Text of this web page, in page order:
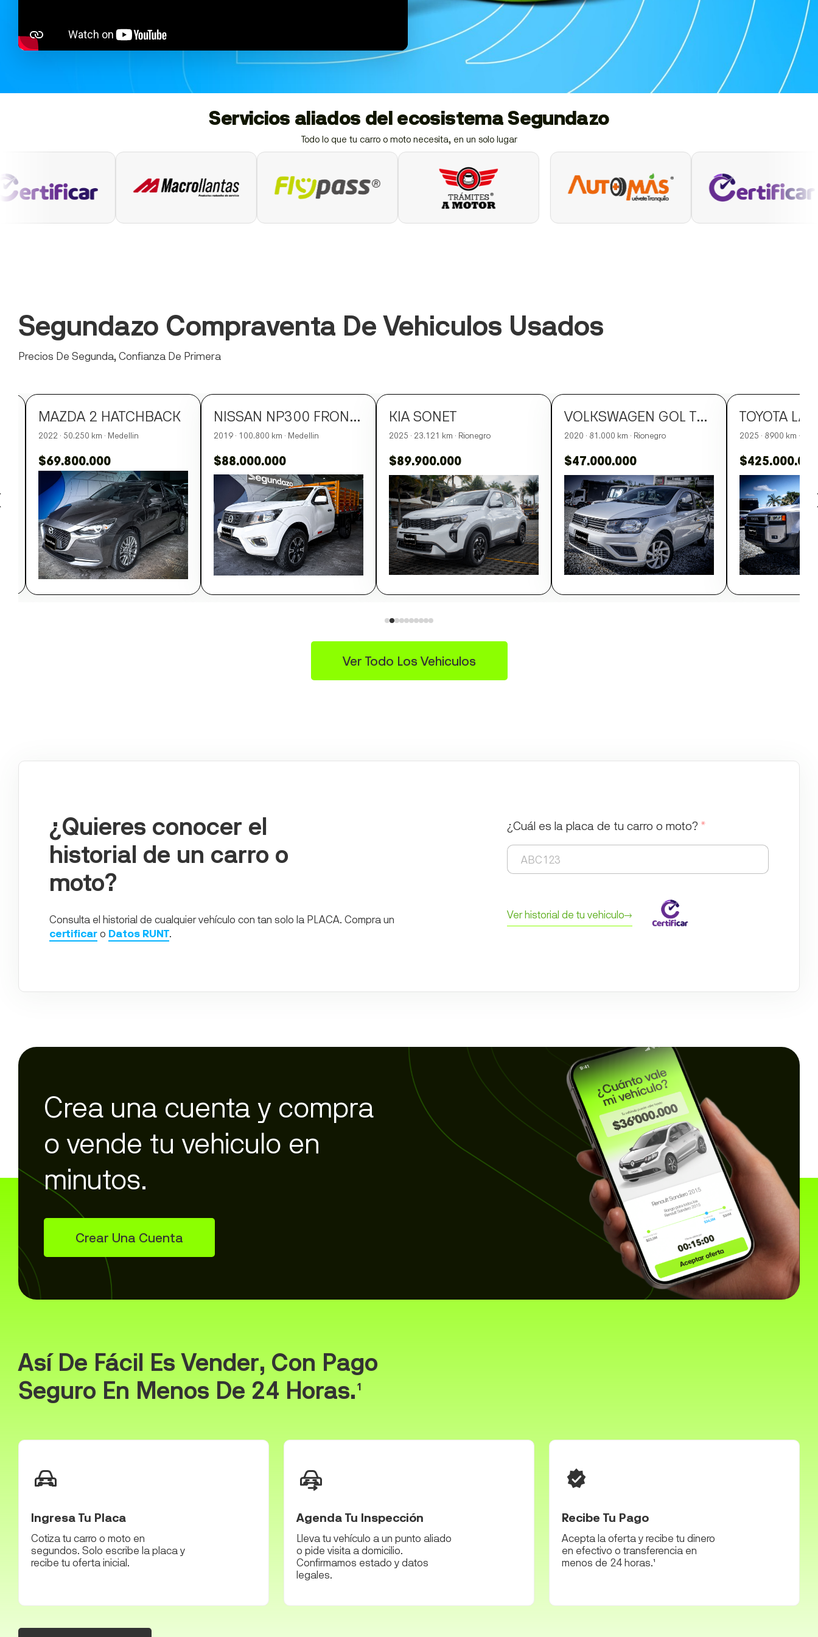
Servicios aliados del ecosistema Segundazo
Todo lo que tu carro o moto necesita, en un solo lugar
Segundazo Compraventa De Vehiculos Usados
Precios De Segunda, Confianza De Primera
MAZDA 2 HATCHBACK
2022 · 50.250 km · Medellin
$69.800.000
NISSAN NP300 FRONTIER
2019 · 100.800 km · Medellin
$88.000.000
KIA SONET
2025 · 23.121 km · Rionegro
$89.900.000
VOLKSWAGEN GOL TRENDLINE
2020 · 81.000 km · Rionegro
$47.000.000
2025 · 8900 km ·
Ver Todo Los Vehiculos
¿Quieres conocer el
historial de un carro o
moto?
Consulta el historial de cualquier vehículo con tan solo la PLACA. Compra un
certificaro Datos RUNT.
¿Cuál es la placa de tu carro o moto? *
Ver historial de tu vehiculo→
Crea una cuenta y compra
o vende tu vehiculo en
minutos.
Crear Una Cuenta
Así De Fácil Es Vender, Con Pago
Seguro En Menos De 24 Horas.1
Ingresa Tu Placa
Cotiza tu carro o moto en
segundos. Solo escribe la placa y
recibe tu oferta inicial.
Agenda Tu Inspección
Lleva tu vehículo a un punto aliado
o pide visita a domicilio.
Confirmamos estado y datos
legales.
Recibe Tu Pago
Acepta la oferta y recibe tu dinero
en efectivo o transferencia en
menos de 24 horas.1